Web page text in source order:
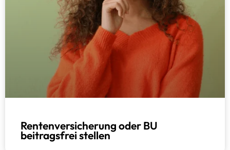
Rentenversicherung oder BU
beitragsfrei stellen